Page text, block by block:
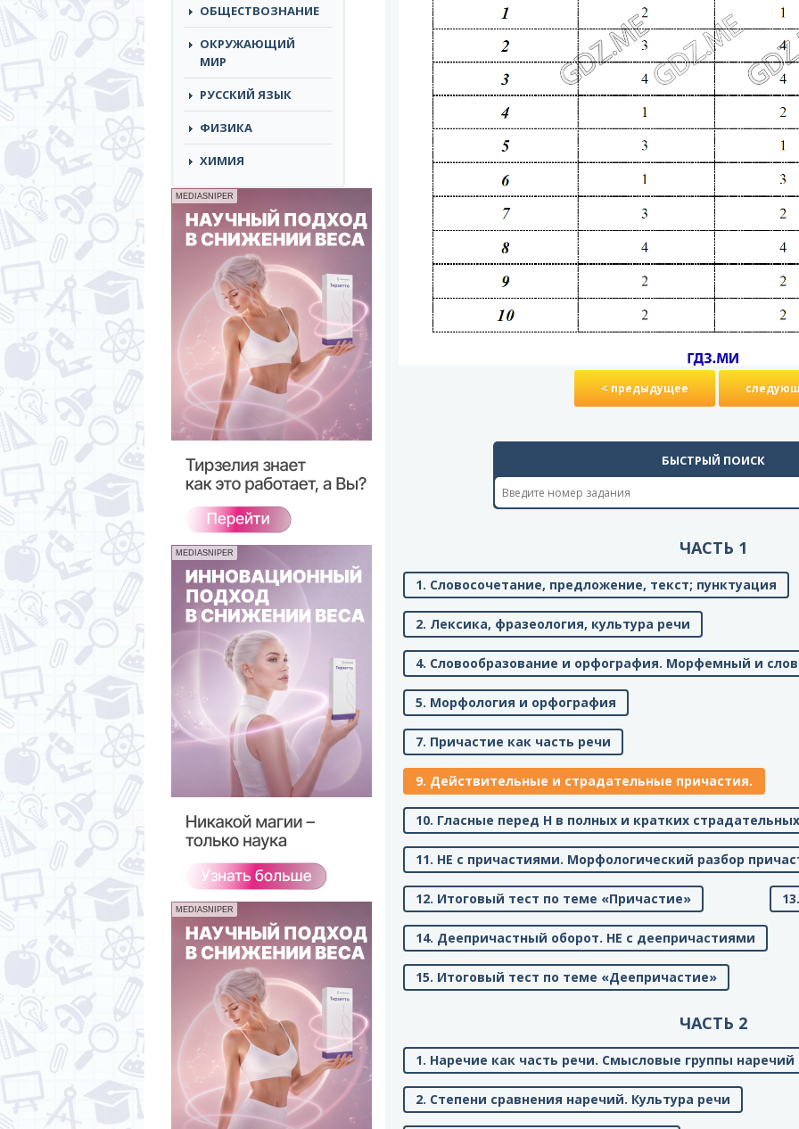
ОБЩЕСТВОЗНАНИЕ
ОКРУЖАЮЩИЙ
МИР
РУССКИЙ ЯЗЫК
ФИЗИКА
ХИМИЯ
MEDIASNIPER
MEDIASNIPER
MEDIASNIPER
< предыдущее
БЫСТРЫЙ ПОИСК
ЧАСТЬ 1
1. Словосочетание, предложение, текст; пунктуация
2. Лексика, фразеология, культура речи
4. Словообразование и орфография. Морфемный и
5. Морфология и орфография
7. Причастие как часть речи
9. Действительные и страдательные причастия.
10. Гласные перед Н в полных и кратких
11. НЕ с причастиями. Морфологический разбор
12. Итоговый тест по теме «Причастие»
14. Деепричастный оборот. НЕ с деепричастиями
15. Итоговый тест по теме «Деепричастие»
ЧАСТЬ 2
1. Наречие как часть речи. Смысловые группы наречий
2. Степени сравнения наречий. Культура речи